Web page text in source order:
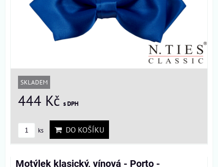
SKLADEM
444 Kč s DPH
ks DO KOŠÍKU
Motýlek klasický, vínová - Porto -